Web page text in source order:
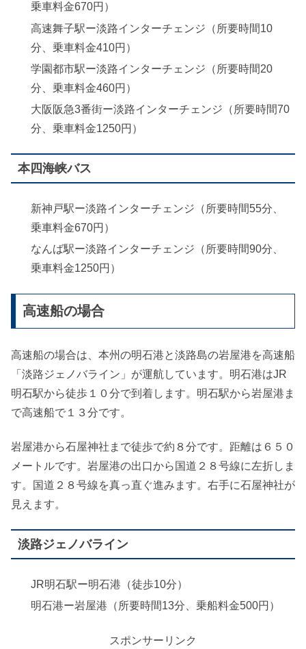
乗車料金670円）
高速舞子駅ー淡路インターチェンジ（所要時間10
分、乗車料金410円）
学園都市駅ー淡路インターチェンジ（所要時間20
分、乗車料金460円）
大阪阪急3番街ー淡路インターチェンジ（所要時間70
分、乗車料金1250円）
本四海峡バス
新神戸駅ー淡路インターチェンジ（所要時間55分、
乗車料金670円）
なんば駅ー淡路インターチェンジ（所要時間90分、
乗車料金1250円）
高速船の場合
高速船の場合は、本州の明石港と淡路島の岩屋港を高速船
「淡路ジェノバライン」が運航しています。明石港はJR
明石駅から徒歩１０分で到着します。明石駅から岩屋港ま
で高速船で１３分です。
岩屋港から石屋神社まで徒歩で約８分です。距離は６５０
メートルです。岩屋港の出口から国道２８号線に左折しま
す。国道２８号線を真っ直ぐ進みます。右手に石屋神社が
見えます。
淡路ジェノバライン
JR明石駅ー明石港（徒歩10分）
明石港ー岩屋港（所要時間13分、乗船料金500円）
スポンサーリンク